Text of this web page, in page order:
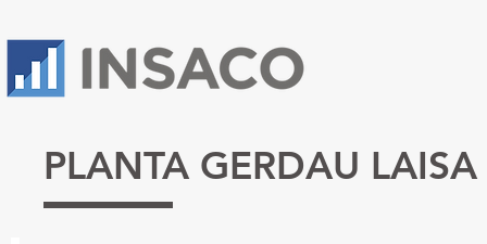
PLANTA GERDAU LAISA